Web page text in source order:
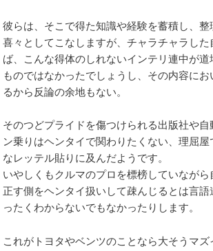
彼らは、そこで得た知識や経験を蓄積し、
喜々としてこなしますが、チャラチャラし
ば、こんな得体のしれないインテリ連中が
ものではなかったでしょうし、その内容に
るから反論の余地もない。
そのつどプライドを傷つけられる出版社や
ン乗りはヘンタイで関わりたくない、理屈
なレッテル貼りに及んだようです。
いやしくもクルマのプロを標榜していなが
正す側をヘンタイ扱いして疎んじるとは言
ったくわからないでもなかったりします。
これがトヨタやベンツのことなら大そうマ